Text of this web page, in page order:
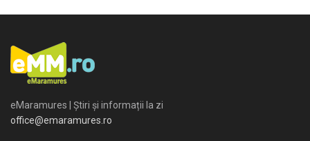
eMaramures | Știri și informații la zi
office@emaramures.ro